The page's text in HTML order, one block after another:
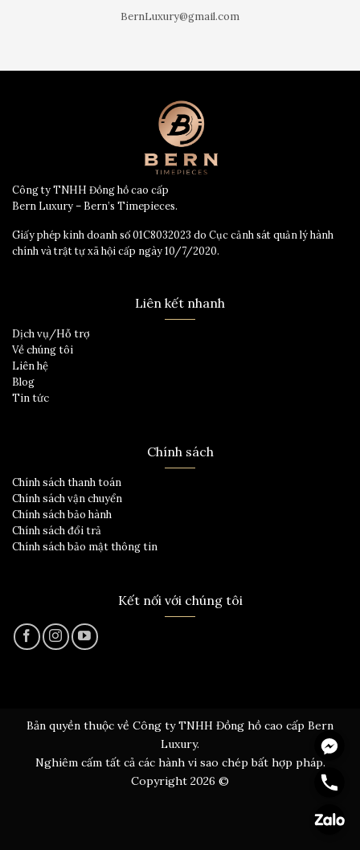
BernLuxury@gmail.com
Công ty TNHH Đồng hồ cao cấp
Bern Luxury – Bern’s Timepieces.
Giấy phép kinh doanh số 01C8032023 do Cục cảnh sát quản lý hành
chính và trật tự xã hội cấp ngày 10/7/2020.
Liên kết nhanh
Dịch vụ/Hỗ trợ
Về chúng tôi
Liên hệ
Blog
Tin tức
Chính sách
Chính sách thanh toán
Chính sách vận chuyển
Chính sách bảo hành
Chính sách đổi trả
Chính sách bảo mật thông tin
Kết nối với chúng tôi
Bản quyền thuộc về Công ty TNHH Đồng hồ cao cấp Bern
Luxury.
Nghiêm cấm tất cả các hành vi sao chép bất hợp pháp.
Copyright 2026 ©
Hotline